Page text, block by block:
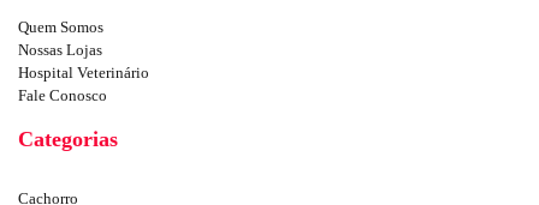
Quem Somos
Nossas Lojas
Hospital Veterinário
Fale Conosco
Categorias
Cachorro